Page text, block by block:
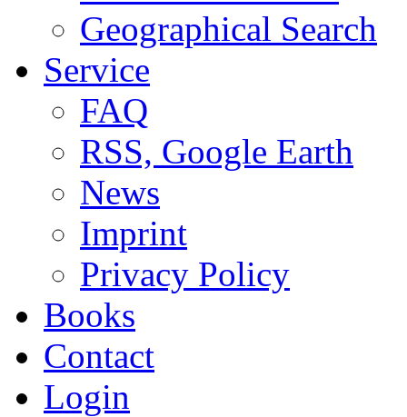
Geographical Search
Service
FAQ
RSS, Google Earth
News
Imprint
Privacy Policy
Books
Contact
Login